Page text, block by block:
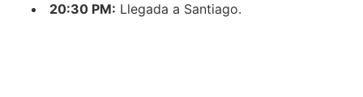
20:30 PM: Llegada a Santiago.